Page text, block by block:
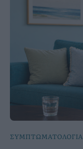
ΣΥΜΠΤΩΜΑΤΟΛΟΓΙΑ